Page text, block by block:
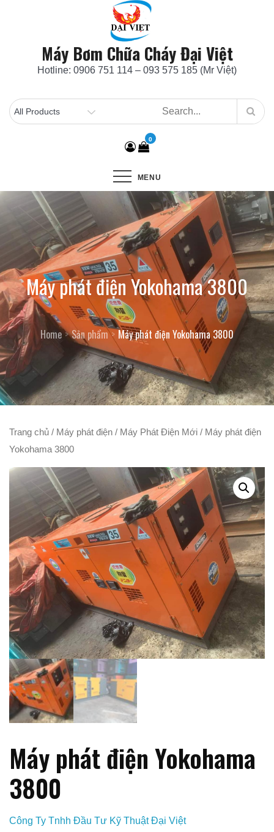
Máy Bơm Chữa Cháy Đại Việt
Hotline: 0906 751 114 – 093 575 185 (Mr Việt)
0
MENU
Máy phát điện Yokohama 3800
Home Sản phẩm Máy phát điện Yokohama 3800
Trang chủ / Máy phát điện / Máy Phát Điện Mới / Máy phát điện
Yokohama 3800
Máy phát điện Yokohama
3800
Công Ty Tnhh Đầu Tư Kỹ Thuật Đại Việt